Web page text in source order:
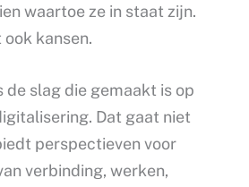
waartoe ze in staat zijn.
kansen.
de slag die gemaakt is op
Dat gaat niet
perspectieven voor
verbinding, werken,